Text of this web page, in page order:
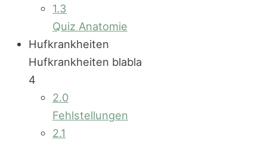
1.3
Quiz Anatomie
Hufkrankheiten
Hufkrankheiten blabla
4
2.0
Fehlstellungen
2.1